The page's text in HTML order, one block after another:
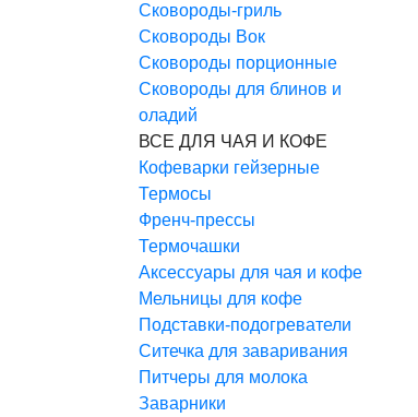
Сковороды-гриль
Сковороды Вок
Сковороды порционные
Сковороды для блинов и
оладий
ВСЕ ДЛЯ ЧАЯ И КОФЕ
Кофеварки гейзерные
Термосы
Френч-прессы
Термочашки
Аксессуары для чая и кофе
Мельницы для кофе
Подставки-подогреватели
Ситечка для заваривания
Питчеры для молока
Заварники